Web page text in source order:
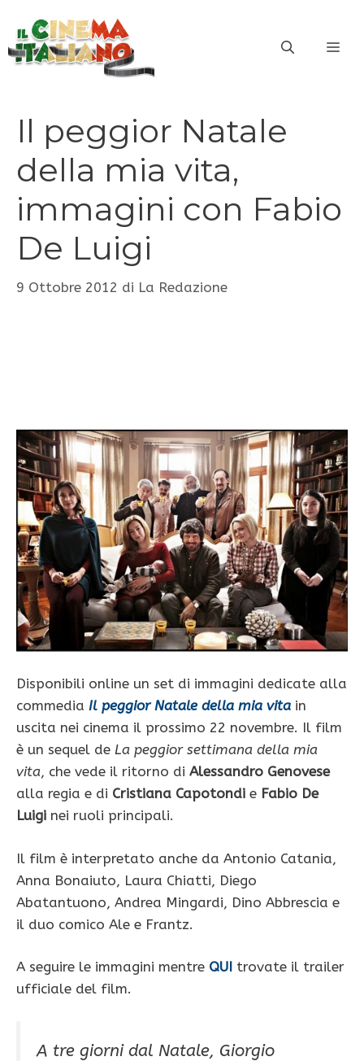
contenuto
Il peggior Natale
della mia vita,
immagini con Fabio
De Luigi
9 Ottobre 2012 di La Redazione
Disponibili online un set di immagini dedicate alla
commedia Il peggior Natale della mia vita in
uscita nei cinema il prossimo 22 novembre. Il film
è un sequel de La peggior settimana della mia
vita, che vede il ritorno di Alessandro Genovese
alla regia e di Cristiana Capotondi e Fabio De
Luigi nei ruoli principali.
Il film è interpretato anche da Antonio Catania,
Anna Bonaiuto, Laura Chiatti, Diego
Abatantuono, Andrea Mingardi, Dino Abbrescia e
il duo comico Ale e Frantz.
A seguire le immagini mentre QUI trovate il trailer
ufficiale del film.
A tre giorni dal Natale, Giorgio